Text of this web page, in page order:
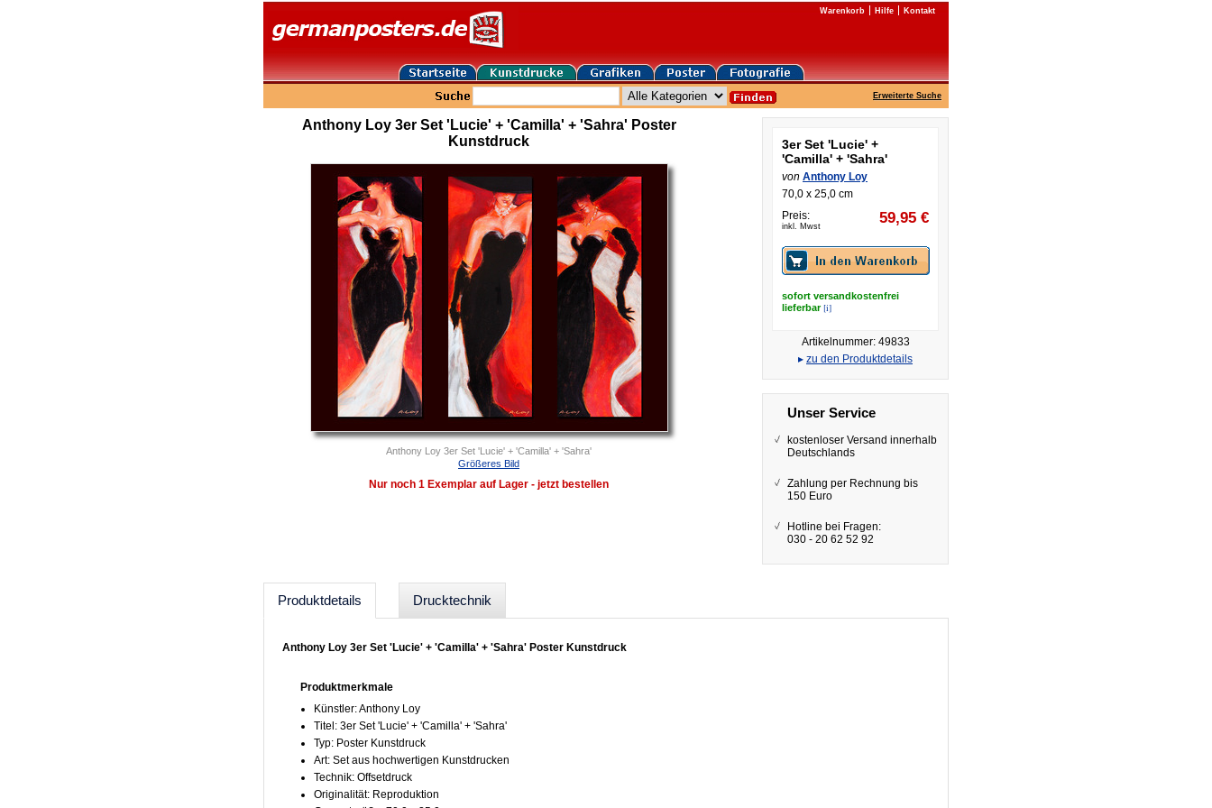
Warenkorb Hilfe Kontakt
Erweiterte Suche
Anthony Loy 3er Set 'Lucie' + 'Camilla' + 'Sahra' Poster
Kunstdruck
Anthony Loy 3er Set 'Lucie' + 'Camilla' + 'Sahra'
Größeres Bild
Nur noch 1 Exemplar auf Lager - jetzt bestellen
3er Set 'Lucie' +
'Camilla' + 'Sahra'
von Anthony Loy
70,0 x 25,0 cm
Preis:
inkl. Mwst 59,95 €
sofort versandkostenfrei
lieferbar[i]
Artikelnummer: 49833
▸ zu den Produktdetails
Unser Service
kostenloser Versand innerhalb
Deutschlands
Zahlung per Rechnung bis
150 Euro
Hotline bei Fragen:
030 - 20 62 52 92
Produktdetails Drucktechnik
Anthony Loy 3er Set 'Lucie' + 'Camilla' + 'Sahra' Poster Kunstdruck
Produktmerkmale
Künstler: Anthony Loy
Titel: 3er Set 'Lucie' + 'Camilla' + 'Sahra'
Typ: Poster Kunstdruck
Art: Set aus hochwertigen Kunstdrucken
Technik: Offsetdruck
Originalität: Reproduktion